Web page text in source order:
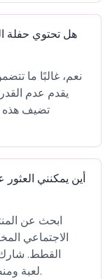
هل تحتوي حفلة
نعم، غالبًا ما
يقدم عدم
تضيف هذه
أين يمكنني
ابحث عن
الاجتماعي
القطط. شارك
اللاعبين على Spunky لعبة ومنصات أخرى.